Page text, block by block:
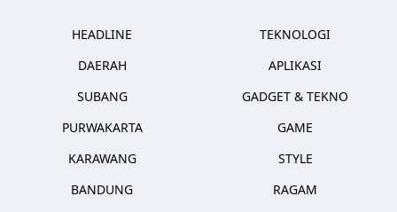
HEADLINE
DAERAH
SUBANG
PURWAKARTA
KARAWANG
BANDUNG
TEKNOLOGI
APLIKASI
GADGET & TEKNO
GAME
STYLE
RAGAM